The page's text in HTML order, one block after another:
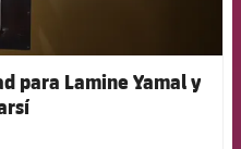
para Lamine Yamal y